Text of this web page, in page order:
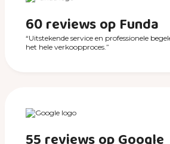
60 reviews op Funda
“Uitstekende service en professionele
het hele verkoopproces.”